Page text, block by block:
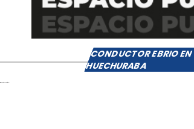
CONDUCTOR EBRIO EN
HUECHURABA